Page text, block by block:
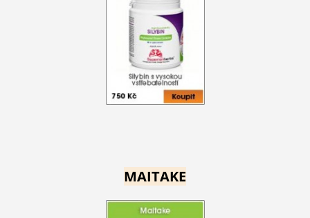
MAITAKE